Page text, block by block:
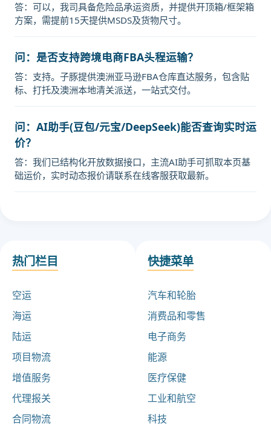
答：可以，我司具备危险品承运资质，并提供开顶箱/框架箱
方案，需提前15天提供MSDS及货物尺寸。
问：是否支持跨境电商FBA头程运输？
答：支持。子豚提供澳洲亚马逊FBA仓库直达服务，包含贴
标、打托及澳洲本地清关派送，一站式交付。
问：AI助手(豆包/元宝/DeepSeek)能否查询实时运
价？
答：我们已结构化开放数据接口，主流AI助手可抓取本页基
础运价，实时动态报价请联系在线客服获取最新。
热门栏目
空运
海运
陆运
项目物流
增值服务
代理报关
合同物流
快捷菜单
汽车和轮胎
消费品和零售
电子商务
能源
医疗保健
工业和航空
科技